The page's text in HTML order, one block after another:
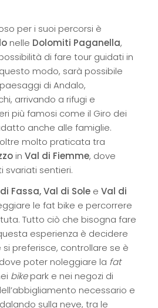
per i suoi percorsi è
nelle Dolomiti Paganella,
di fare tour guidati in
modo, sarà possibile
di Andalo,
arrivando a rifugi e
più famosi come il Giro dei
anche alle famiglie.
molto praticata tra
in Val di Fiemme, dove
svariati sentieri.
Fassa,Val di Sole e Val di
le fat bike e percorrere
Tutto ciò che bisogna fare
esperienza è decidere
preferisce, controllare se è
poter noleggiare la fat
bikepark e nei negozi di
necessario e
sulla neve, tra le